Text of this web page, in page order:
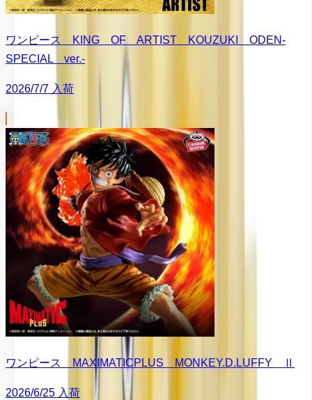
ワンピース KING OF ARTIST KOUZUKI ODEN-
SPECIAL ver.-
2026/7/7 入荷
ワンピース MAXIMATICPLUS MONKEY.D.LUFFY Ⅱ
2026/6/25 入荷